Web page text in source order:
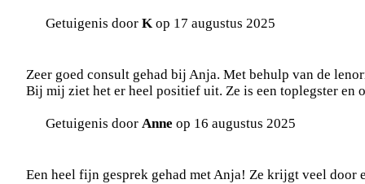
Getuigenis door K op 17 augustus 2025
Zeer goed consult gehad bij Anja. Met behulp van de
Bij mij ziet het er heel positief uit. Ze is een toplegster en
Getuigenis door Anne op 16 augustus 2025
Een heel fijn gesprek gehad met Anja! Ze krijgt veel